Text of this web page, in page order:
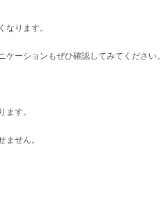
ります。
ーションもぜひ確認してみてください。
ます。
ません。